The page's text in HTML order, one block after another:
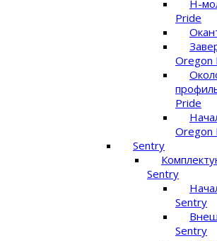
Н-
Pride
Oregon
Pride
Oregon
Sentry
Sentry
Sentry
Sentry